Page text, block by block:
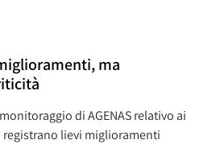
ma
di AGENAS relativo ai
registrano lievi miglioramenti